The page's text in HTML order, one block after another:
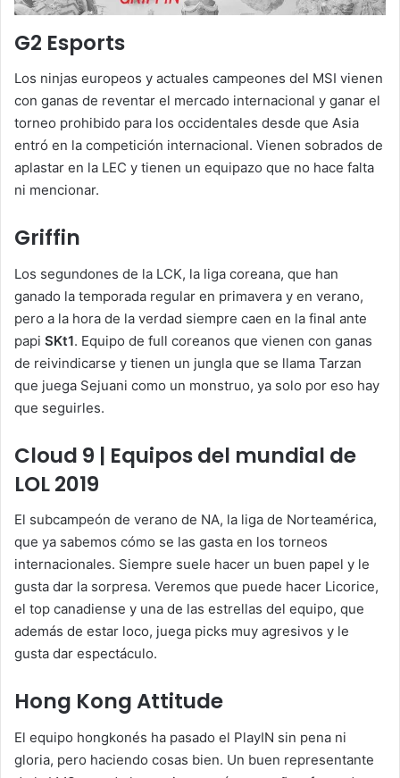
G2 Esports
Los ninjas europeos y actuales campeones del MSI vienen
con ganas de reventar el mercado internacional y ganar el
torneo prohibido para los occidentales desde que Asia
entró en la competición internacional. Vienen sobrados de
aplastar en la LEC y tienen un equipazo que no hace falta
ni mencionar.
Griffin
Los segundones de la LCK, la liga coreana, que han
ganado la temporada regular en primavera y en verano,
pero a la hora de la verdad siempre caen en la final ante
papi SKt1. Equipo de full coreanos que vienen con ganas
de reivindicarse y tienen un jungla que se llama Tarzan
que juega Sejuani como un monstruo, ya solo por eso hay
que seguirles.
Cloud 9 | Equipos del mundial de
LOL 2019
El subcampeón de verano de NA, la liga de Norteamérica,
que ya sabemos cómo se las gasta en los torneos
internacionales. Siempre suele hacer un buen papel y le
gusta dar la sorpresa. Veremos que puede hacer Licorice,
el top canadiense y una de las estrellas del equipo, que
además de estar loco, juega picks muy agresivos y le
gusta dar espectáculo.
Hong Kong Attitude
El equipo hongkonés ha pasado el PlayIN sin pena ni
gloria, pero haciendo cosas bien. Un buen representante